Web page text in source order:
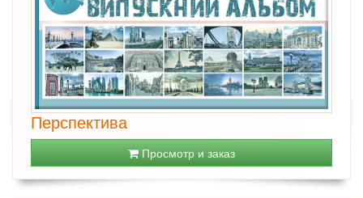
Перспектива
Просмотр и заказ